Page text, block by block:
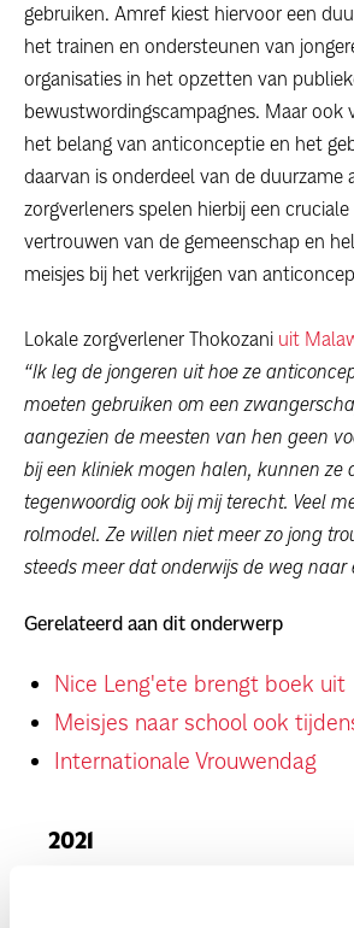
gebruiken. Amref kiest hiervoor een
het trainen en ondersteunen van
organisaties in het opzetten van
bewustwordingscampagnes. Maar ook
het belang van anticonceptie en het
daarvan is onderdeel van de duurzame
zorgverleners spelen hierbij een
vertrouwen van de gemeenschap en
meisjes bij het verkrijgen van
Lokale zorgverlener Thokozani uit
“Ik leg de jongeren uit hoe ze
moeten gebruiken om een
aangezien de meesten van hen geen
bij een kliniek mogen halen, kunnen ze
tegenwoordig ook bij mij terecht. Veel
rolmodel. Ze willen niet meer zo jong
steeds meer dat onderwijs de weg naar
Gerelateerd aan dit onderwerp
Nice Leng'ete brengt boek uit
Meisjes naar school ook
Internationale Vrouwendag
2021
We moeten investeren in